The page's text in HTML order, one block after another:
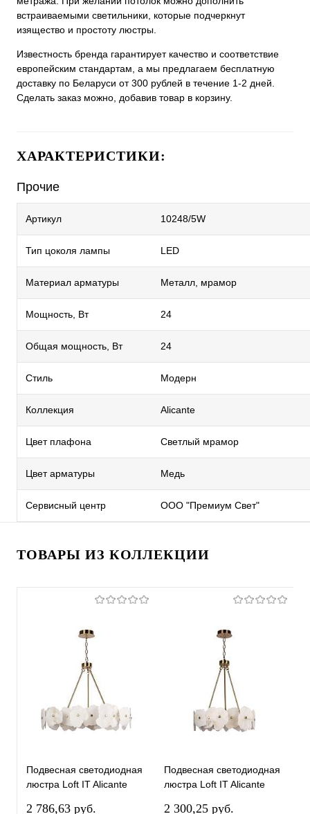
встраиваемыми светильники, которые подчеркнут
изящество и простоту люстры.
Известность бренда гарантирует качество и соответствие
европейским стандартам, а мы предлагаем бесплатную
доставку по Беларуси от 300 рублей в течение 1-2 дней.
Сделать заказ можно, добавив товар в корзину.
ХАРАКТЕРИСТИКИ:
Прочие
Артикул 10248/5W
Тип цоколя лампы LED
Материал арматуры Металл, мрамор
Мощность, Вт 24
Общая мощность, Вт 24
Стиль Модерн
Коллекция Alicante
Цвет плафона Светлый мрамор
Цвет арматуры Медь
Сервисный центр ООО "Премиум Свет"
ТОВАРЫ ИЗ КОЛЛЕКЦИИ
Подвесная светодиодная
люстра Loft IT Alicante
2 786,63 pуб.
Подвесная светодиодная
люстра Loft IT Alicante
2 300,25 pуб.